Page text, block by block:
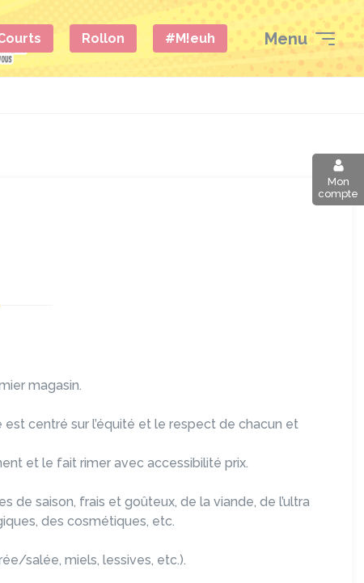
Rollon #M!euh Menu
Mon
compte
magasin.
centré sur l’équité et le respect de chacun et
et le fait rimer avec accessibilité prix.
de saison, frais et goûteux, de la viande, de l’ultra
des cosmétiques, etc.
salée, miels, lessives, etc.).